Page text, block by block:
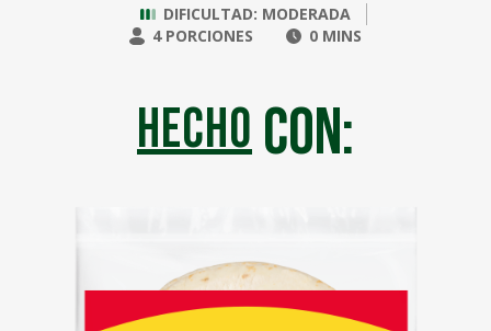
DIFICULTAD: MODERADA
4 PORCIONES
0 MINS
hecho con: